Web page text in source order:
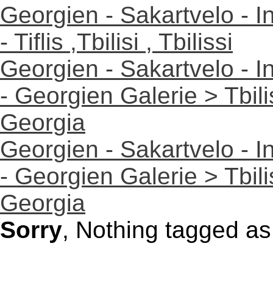
Georgien - Sakartvelo -
- Tiflis ,Tbilisi , Tbilissi
Georgien - Sakartvelo -
- Georgien Galerie >
Georgia
Georgien - Sakartvelo -
- Georgien Galerie >
Georgia
Sorry, Nothing tagged